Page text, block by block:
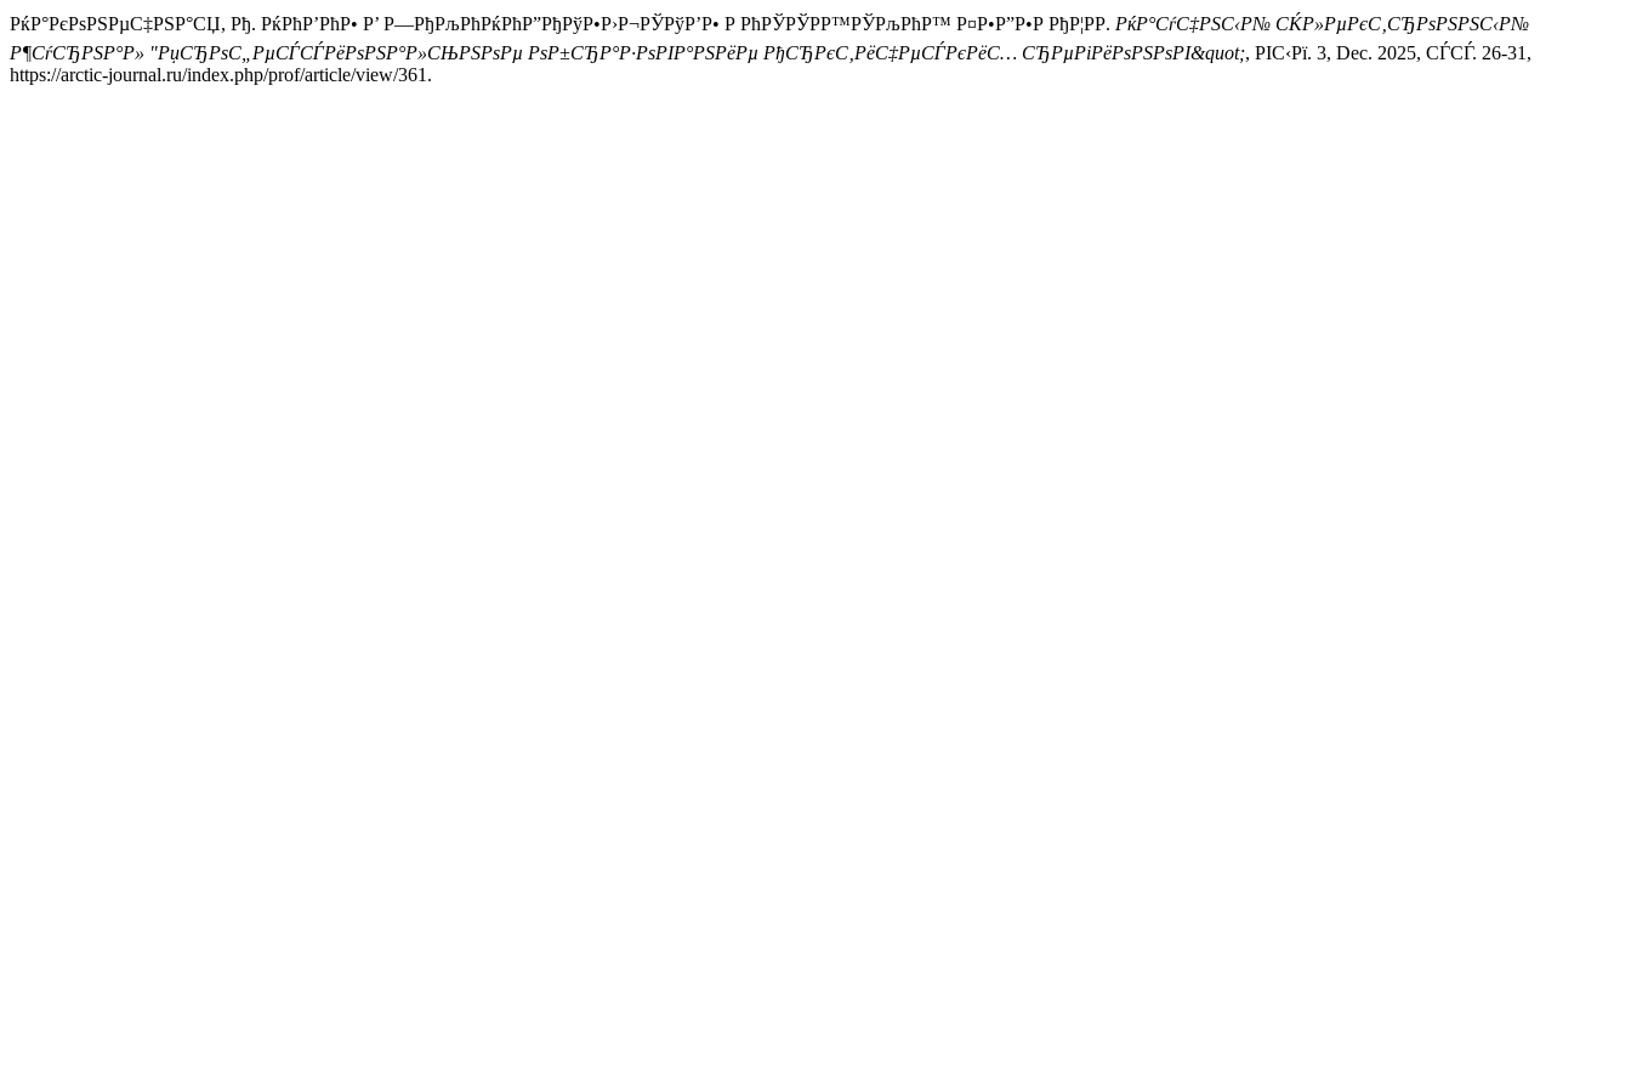
РќР°РєРѕРЅРµС‡РЅР°СЏ, Рђ. РќРћР’РћР• Р’ Р—РђРљРћРќРћР”РђРўР•Р›Р¬РЎРўР’Р• Р РћРЎРЎРР™РЎРљРћР™ Р¤Р•Р”Р•Р РђР¦РР. РќР°СѓС‡РЅС‹Р№ СЌР»РµРєС‚СЂРѕРЅРЅС‹Р№
Р¶СѓСЂРЅР°Р» "РџСЂРѕС„РµСЃСЃРёРѕРЅР°Р»СЊРЅРѕРµ РѕР±СЂР°Р·РѕРІР°РЅРёРµ РђСЂРєС‚РёС‡РµСЃРєРёС… СЂРµРіРёРѕРЅРѕРІ&quot;, РІС‹Рї. 3, Dec. 2025, СЃСЃ. 26-31,
https://arctic-journal.ru/index.php/prof/article/view/361.